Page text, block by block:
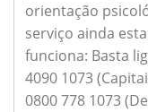
orientação
serviço ainda
funciona: Basta
4090 1073
0800 778 1073